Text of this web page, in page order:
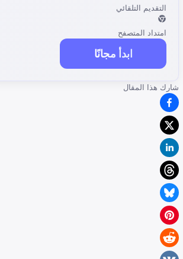
التقديم التلقائي
امتداد المتصفح
ابدأ مجانًا
شارك هذا المقال